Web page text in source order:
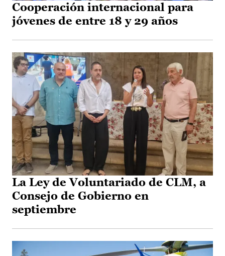
Cooperación internacional para
jóvenes de entre 18 y 29 años
La Ley de Voluntariado de CLM, a
Consejo de Gobierno en
septiembre